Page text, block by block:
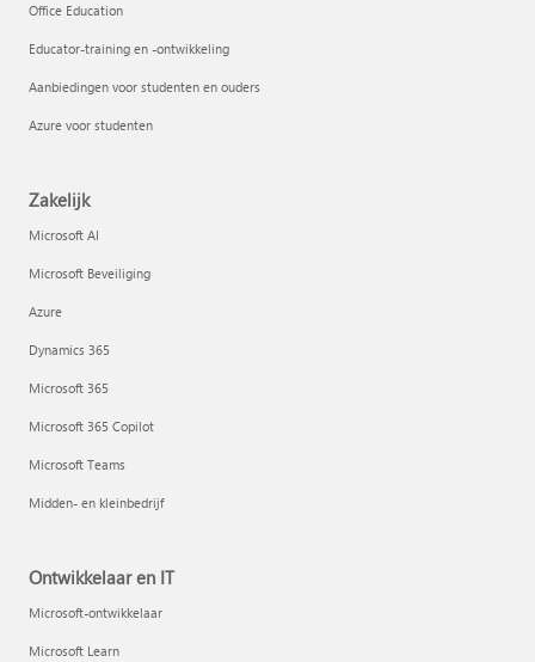
Office Education
Educator-training en -ontwikkeling
Aanbiedingen voor studenten en ouders
Azure voor studenten
Zakelijk
Microsoft AI
Microsoft Beveiliging
Azure
Dynamics 365
Microsoft 365
Microsoft 365 Copilot
Microsoft Teams
Midden- en kleinbedrijf
Ontwikkelaar en IT
Microsoft-ontwikkelaar
Microsoft Learn